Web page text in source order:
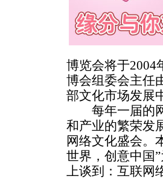
博览会将于2004
博会组委会主任
部文化市场发展
每年一届的网
和产业的繁荣发
网络文化盛会。
世界，创意中国
上谈到：互联